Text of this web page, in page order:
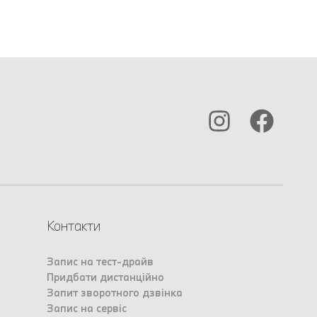
Контакти
Запис на тест-драйв
Придбати дистанційно
Запит зворотного дзвінка
Запис на сервіс